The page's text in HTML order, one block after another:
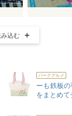
込む
パークグルメ
ーも鉄板の
をまとめて